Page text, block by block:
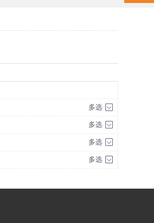
多选
多选
多选
多选